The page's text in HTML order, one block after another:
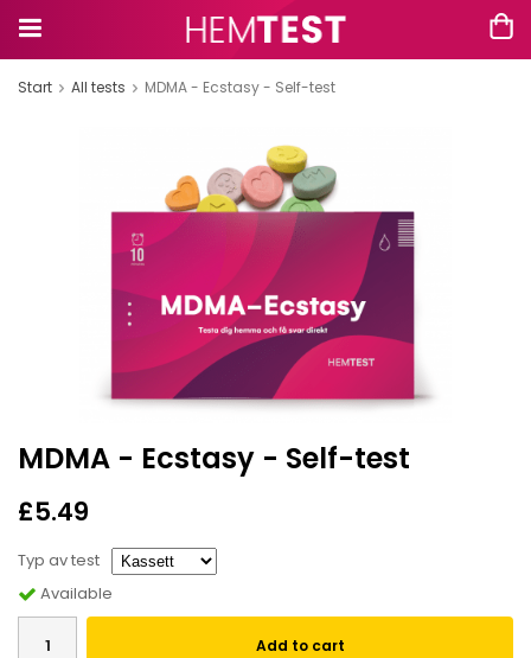
Start All tests MDMA - Ecstasy - Self-test
MDMA - Ecstasy - Self-test
£5.49
Typ av test
Available
Add to cart